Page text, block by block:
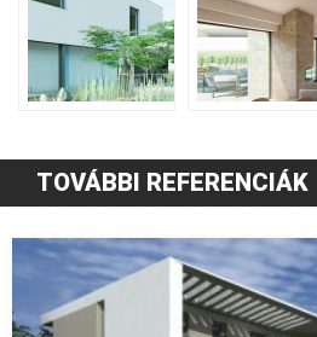
TOVÁBBI REFERENCIÁK